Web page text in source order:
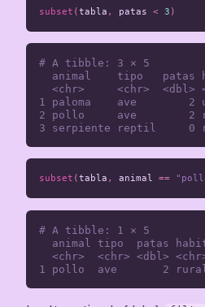
subset (tabla , patas < 3 )
# A tibble: 3 × 5
animal    tipo   patas
<chr>     <chr>  <dbl>
1 paloma    ave
2 pollo     ave
subset (tabla , animal ==
# A tibble: 1 × 5
animal tipo  patas
<chr>  <chr> <dbl>